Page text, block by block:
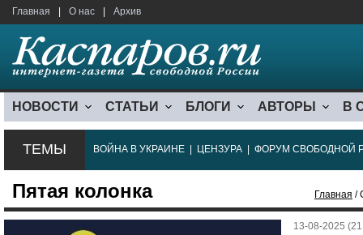
Главная О нас Архив
НОВОСТИ СТАТЬИ БЛОГИ АВТОРЫ В
ТЕМЫ ВОЙНА В УКРАИНЕ ЦЕНЗУРА ФОРУМ СВОБОДНОЙ
Пятая колонка Главная /
13-08-2025